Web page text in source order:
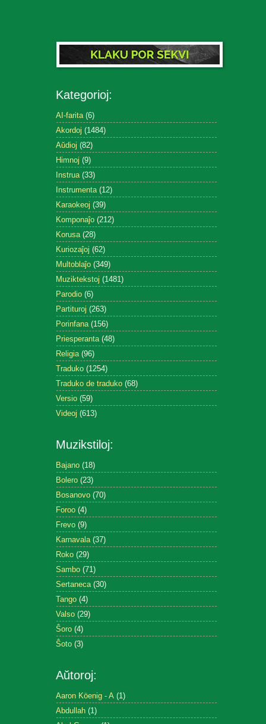
Kategorioj:
AI-farita (6)
Akordoj (1484)
Aŭdioj (82)
Himnoj (9)
Instrua (33)
Instrumenta (12)
Karaokeoj (39)
Komponaĵo (212)
Korusa (28)
Kuriozaĵoj (62)
Multoblaĵo (349)
Muziktekstoj (1481)
Parodio (6)
Partituroj (263)
Porinfana (156)
Priesperanta (48)
Religia (96)
Traduko (1254)
Traduko de traduko (68)
Versio (59)
Videoj (613)
Muzikstiloj:
Bajano (18)
Bolero (23)
Bosanovo (70)
Foroo (4)
Frevo (9)
Karnavala (37)
Roko (29)
Sambo (71)
Sertaneca (30)
Tango (4)
Valso (29)
Ŝoro (4)
Ŝoto (3)
Aŭtoroj:
Aaron Köenig - A (1)
Abdullah (1)